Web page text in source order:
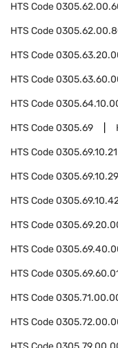
HTS Code
HTS Code
HTS Code
HTS Code
HTS Code
HTS Code0305.69
HTS Code0305.69.10.21
HTS Code0305.69.10.29
HTS Code
HTS Code
HTS Code
HTS Code
HTS Code
HTS Code